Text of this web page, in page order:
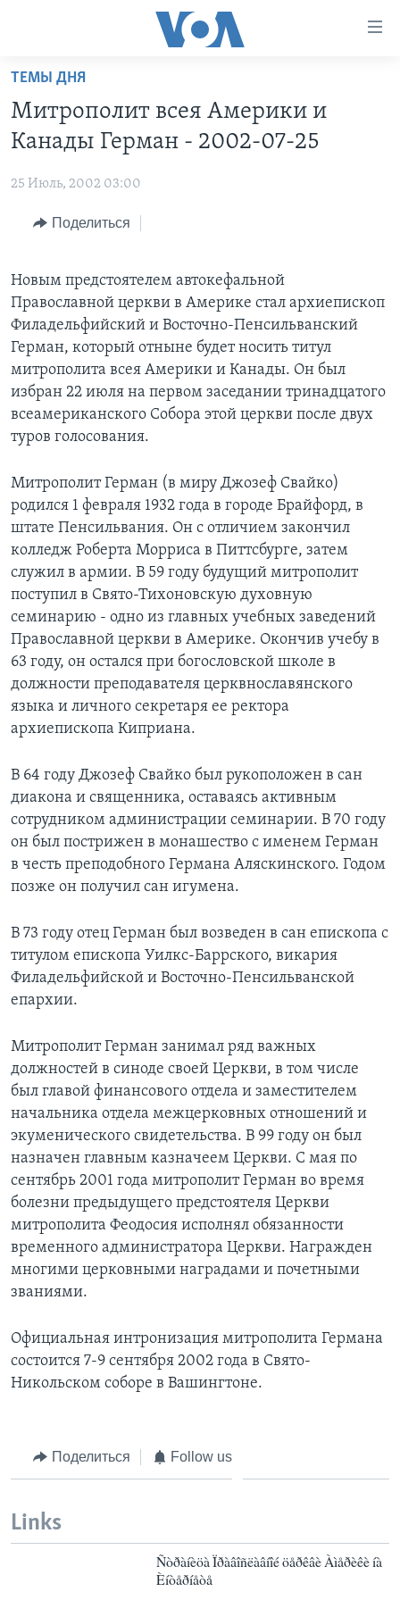
Перейти
основной
контент
навигации
поиск
ПРОГРАММЫ
НОВОСТИ ЗА МИНУТУ
ИТОГИ
ДИСКУССИЯ VOA
ДЕТАЛИ
НЬЮ-ЙОРК NEW YORK
АМЕРИКА. БОЛЬШОЕ ПУТЕШЕСТВИЕ
УЧИМ АНГЛИЙСКИЙ
НАША АМЕРИКАНСКАЯ ИСТОРИЯ
АРТЕФАКТЫ
АМЕРИКАНСКИЕ ГОРОДКИ
ТЕСТЫ
ЭКСПЕРТИЗА
ИНТЕРВЬЮ
ЗА СВОБОДУ ПРЕССЫ
УЧИМ АНГЛИЙСКИЙ
ВИДЕО
ПОДПИСКА НА НОВОСТИ
Learning English
СОЦИАЛЬНЫЕ СЕТИ
ТЕМЫ ДНЯ
Митрополит всея Америки и
Канады Герман - 2002-07-25
25 Июль, 2002 03:00
Поделиться
Новым предстоятелем автокефальной
Православной церкви в Америке стал архиепископ
Филадельфийский и Восточно-Пенсильванский
Герман, который отныне будет носить титул
митрополита всея Америки и Канады. Он был
избран 22 июля на первом заседании тринадцатого
всеамериканского Собора этой церкви после двух
туров голосования.
Митрополит Герман (в миру Джозеф Свайко)
родился 1 февраля 1932 года в городе Брайфорд, в
штате Пенсильвания. Он с отличием закончил
колледж Роберта Морриса в Питтсбурге, затем
служил в армии. В 59 году будущий митрополит
поступил в Свято-Тихоновскую духовную
семинарию - одно из главных учебных заведений
Православной церкви в Америке. Окончив учебу в
63 году, он остался при богословской школе в
должности преподавателя церквнославянского
языка и личного секретаря ее ректора
архиепископа Киприана.
В 64 году Джозеф Свайко был рукоположен в сан
диакона и священника, оставаясь активным
сотрудником администрации семинарии. В 70 году
он был пострижен в монашество с именем Герман
в честь преподобного Германа Аляскинского. Годом
позже он получил сан игумена.
В 73 году отец Герман был возведен в сан епископа с
титулом епископа Уилкс-Баррского, викария
Филадельфийской и Восточно-Пенсильванской
епархии.
Митрополит Герман занимал ряд важных
должностей в синоде своей Церкви, в том числе
был главой финансового отдела и заместителем
начальника отдела межцерковных отношений и
экуменического свидетельства. В 99 году он был
назначен главным казначеем Церкви. С мая по
сентябрь 2001 года митрополит Герман во время
болезни предыдущего предстоятеля Церкви
митрополита Феодосия исполнял обязанности
временного администратора Церкви. Награжден
многими церковными наградами и почетными
званиями.
Официальная интронизация митрополита Германа
состоится 7-9 сентября 2002 года в Свято-
Никольском соборе в Вашингтоне.
Поделиться Follow us
Links
Ñòðàíèöà Ïðàâîñëàâíîé öåðêâè Àìåðèêè íà
Èíòåðíåòå